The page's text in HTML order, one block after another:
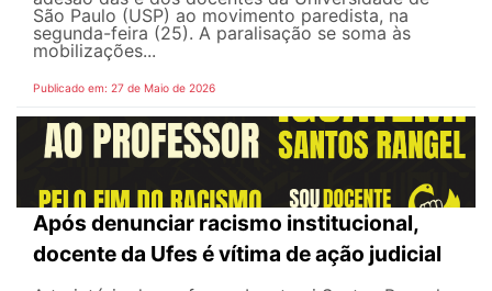
São Paulo (USP) ao movimento paredista, na
segunda-feira (25). A paralisação se soma às
mobilizações...
Publicado em: 27 de Maio de 2026
Após denunciar racismo institucional,
docente da Ufes é vítima de ação judicial